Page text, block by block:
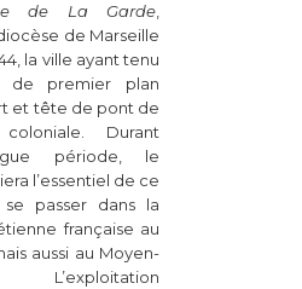
de La Garde,
de Marseille
la ville ayant tenu
de premier plan
et tête de pont de
coloniale. Durant
période, le
l’essentiel de ce
passer dans la
française au
aussi au Moyen-